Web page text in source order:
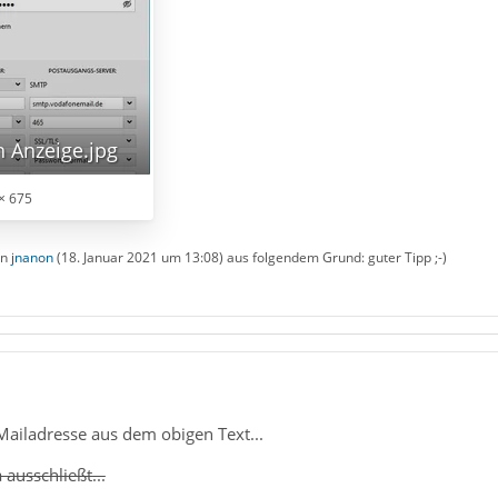
Anzeige.jpg
675
jnanon(18. Januar 2021 um 13:08) aus folgendem Grund: guter Tipp ;-)
aus dem obigen Text...
ausschließt...